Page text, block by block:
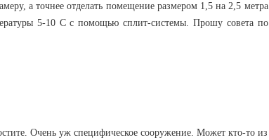
а точнее отделать помещение размером 1,5 на 2,5 метра
5-10 С с помощью сплит-системы. Прошу совета по
Очень уж специфическое сооружение. Может кто-то из